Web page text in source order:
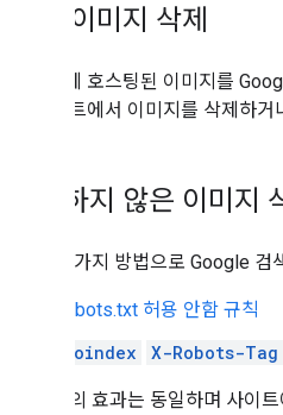
긴급 이미지 삭제
사이트에 호스팅된 이미지를
로 사이트에서 이미지를 삭제하
긴급하지 않은 이미지
다음 두 가지 방법으로 Google
robots.txt 허용 안함 규칙
noindex
X-Robots-Tag
두 방법의 효과는 동일하며 사이